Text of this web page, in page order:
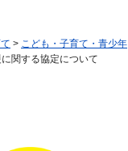
> こども・子育て・青少年
関する協定について